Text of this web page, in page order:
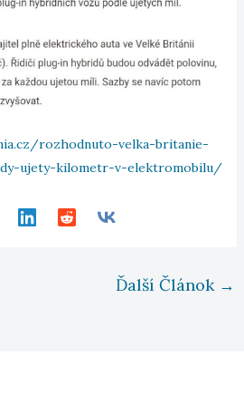
rozhodnuto-velka-britanie-
ujety-kilometr-v-elektromobilu/
Ďalší Článok →